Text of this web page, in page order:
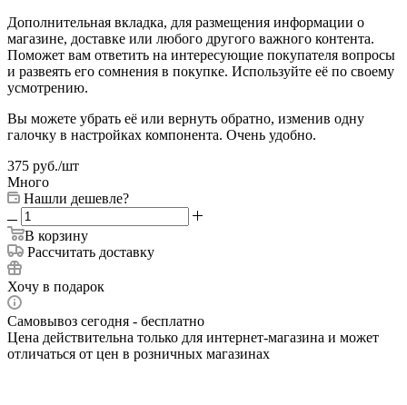
Дополнительная вкладка, для размещения информации о
магазине, доставке или любого другого важного контента.
Поможет вам ответить на интересующие покупателя вопросы
и развеять его сомнения в покупке. Используйте её по своему
усмотрению.
Вы можете убрать её или вернуть обратно, изменив одну
галочку в настройках компонента. Очень удобно.
375 руб./шт
Много
Нашли дешевле?
В корзину
Рассчитать доставку
Хочу в подарок
Самовывоз сегодня - бесплатно
Цена действительна только для интернет-магазина и может
отличаться от цен в розничных магазинах